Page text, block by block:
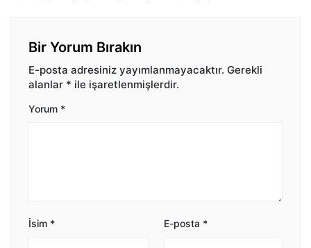
Bir Yorum Bırakın
E-posta adresiniz yayımlanmayacaktır. Gerekli
alanlar * ile işaretlenmişlerdir.
Yorum *
İsim * E-posta *